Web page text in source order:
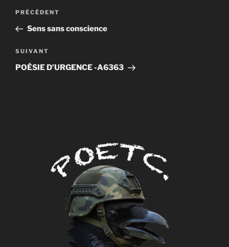
Navigation
l’article
Article
précédent
PRÉCÉDENT
Sens sans conscience
Article
suivant
SUIVANT
POÉSIE D’URGENCE -A6363